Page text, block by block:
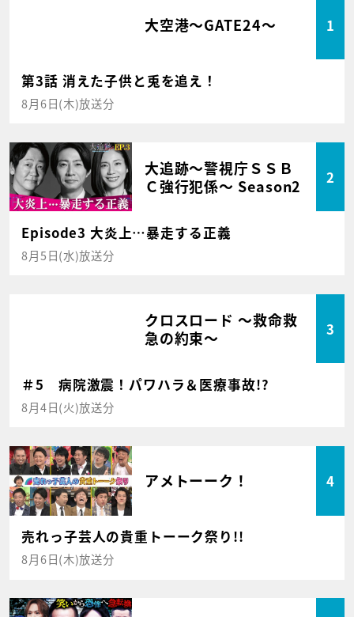
大空港～GATE24～ 1
第3話 消えた子供と兎を追え！
8月6日(木)放送分
大追跡～警視庁ＳＳＢ
Ｃ強行犯係～ Season2
2
Episode3 大炎上…暴走する正義
8月5日(水)放送分
クロスロード ～救命救
急の約束～
3
＃5 病院激震！パワハラ＆医療事故!?
8月4日(火)放送分
アメトーーク！ 4
売れっ子芸人の貴重トーーク祭り!!
8月6日(木)放送分